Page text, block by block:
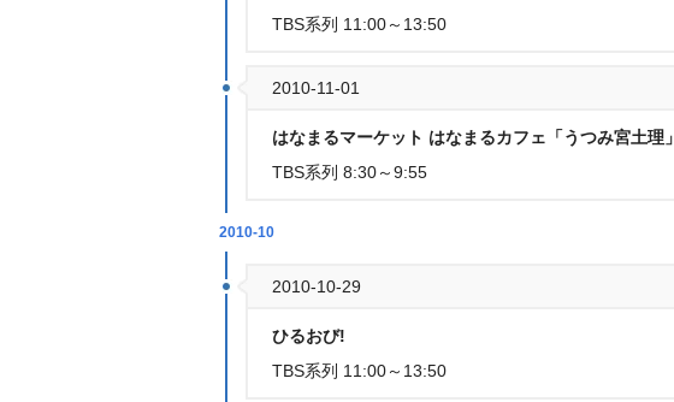
TBS系列 11:00～13:50
2010-11-01
はなまるマーケット はなまるカフェ「うつみ宮土理」
TBS系列 8:30～9:55
2010-10
2010-10-29
ひるおび!
TBS系列 11:00～13:50